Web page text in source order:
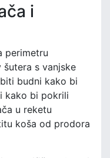
i
perimetru
s vanjske
budni kako bi
kako bi pokrili
u reketu
koša od prodora